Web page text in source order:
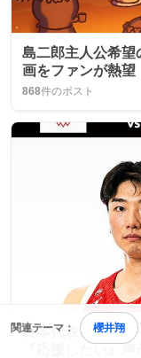
関連テーマ： 櫻井翔
島二郎主人公希望
画をファンが熱望
868件のポスト
日本代表バスケ対